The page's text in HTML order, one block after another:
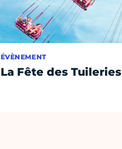
ÉVÈNEMENT
La Fête des Tuileries